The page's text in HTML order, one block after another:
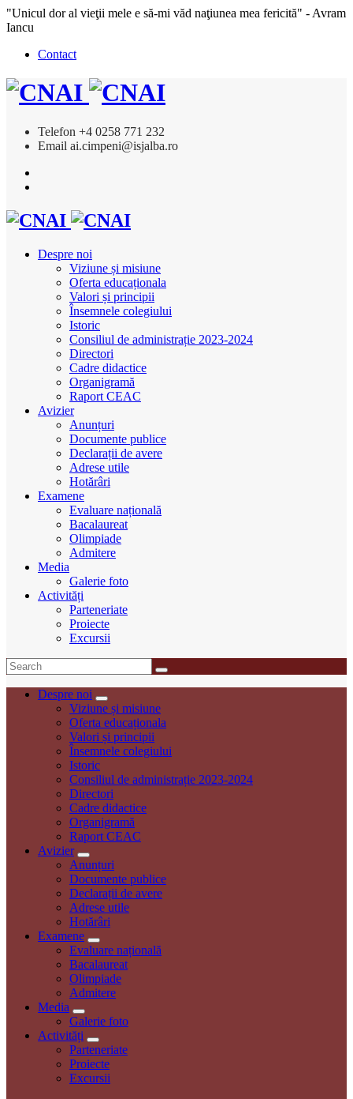
"Unicul dor al vieţii mele e să-mi văd naţiunea mea fericită" - Avram
Iancu
Contact
Telefon +4 0258 771 232
Email ai.cimpeni@isjalba.ro
Despre noi
Viziune și misiune
Oferta educaționala
Valori și principii
Însemnele colegiului
Istoric
Consiliul de administrație 2023-2024
Directori
Cadre didactice
Organigramă
Raport CEAC
Avizier
Anunțuri
Documente publice
Declarații de avere
Adrese utile
Hotărâri
Examene
Evaluare națională
Bacalaureat
Olimpiade
Admitere
Media
Galerie foto
Activități
Parteneriate
Proiecte
Excursii
Despre noi
Viziune și misiune
Oferta educaționala
Valori și principii
Însemnele colegiului
Istoric
Consiliul de administrație 2023-2024
Directori
Cadre didactice
Organigramă
Raport CEAC
Avizier
Anunțuri
Documente publice
Declarații de avere
Adrese utile
Hotărâri
Examene
Evaluare națională
Bacalaureat
Olimpiade
Admitere
Media
Galerie foto
Activități
Parteneriate
Proiecte
Excursii